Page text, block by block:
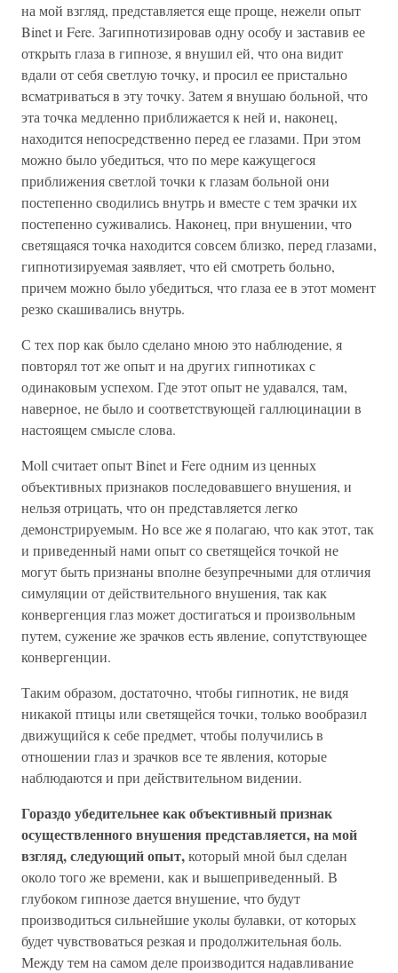
на мой взгляд, представляется еще проще, нежели опыт
Binet и Fere. Загипнотизировав одну особу и заставив ее
открыть глаза в гипнозе, я внушил ей, что она видит
вдали от себя светлую точку, и просил ее пристально
всматриваться в эту точку. Затем я внушаю больной, что
эта точка медленно приближается к ней и, наконец,
находится непосредственно перед ее глазами. При этом
можно было убедиться, что по мере кажущегося
приближения светлой точки к глазам больной они
постепенно сводились внутрь и вместе с тем зрачки их
постепенно суживались. Наконец, при внушении, что
светящаяся точка находится совсем близко, перед глазами,
гипнотизируемая заявляет, что ей смотреть больно,
причем можно было убедиться, что глаза ее в этот момент
резко скашивались внутрь.
С тех пор как было сделано мною это наблюдение, я
повторял тот же опыт и на других гипнотиках с
одинаковым успехом. Где этот опыт не удавался, там,
наверное, не было и соответствующей галлюцинации в
настоящем смысле слова.
Moll считает опыт Binet и Fere одним из ценных
объективных признаков последовавшего внушения, и
нельзя отрицать, что он представляется легко
демонстрируемым. Но все же я полагаю, что как этот, так
и приведенный нами опыт со светящейся точкой не
могут быть признаны вполне безупречными для отличия
симуляции от действительного внушения, так как
конвергенция глаз может достигаться и произвольным
путем, сужение же зрачков есть явление, сопутствующее
конвергенции.
Таким образом, достаточно, чтобы гипнотик, не видя
никакой птицы или светящейся точки, только вообразил
движущийся к себе предмет, чтобы получились в
отношении глаз и зрачков все те явления, которые
наблюдаются и при действительном видении.
Гораздо убедительнее как объективный признак
осуществленного внушения представляется, на мой
взгляд, следующий опыт,который мной был сделан
около того же времени, как и вышеприведенный. В
глубоком гипнозе дается внушение, что будут
производиться сильнейшие уколы булавки, от которых
будет чувствоваться резкая и продолжительная боль.
Между тем на самом деле производится надавливание